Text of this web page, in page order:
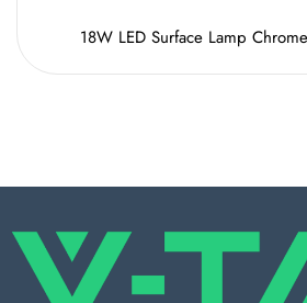
18W LED Surface Lamp